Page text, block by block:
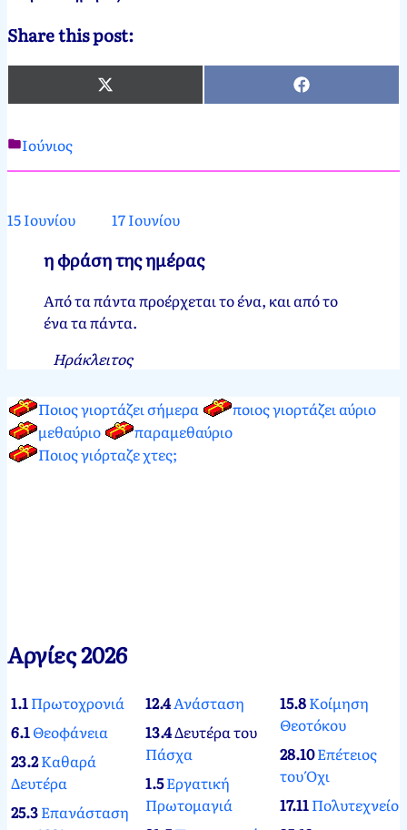
Share this post:
X
(Twitter)
Facebook
Νεκτάριος
16
2012
Ιουνίου,
Ιούνιος
15 Ιουνίου 17 Ιουνίου
η φράση της ημέρας
Aπό τα πάντα προέρχεται το ένα, και από το
ένα τα πάντα.
Ηράκλειτος
Ποιος γιορτάζει σήμερα
ποιος γιορτάζει αύριο
μεθαύριο
παραμεθαύριο
Ποιος γιόρταζε χτες;
Αργίες 2026
1.1Πρωτοχρονιά
6.1Θεοφάνεια
23.2Καθαρά
Δευτέρα
25.3Επανάσταση
12.4Ανάσταση
13.4Δευτέρα του
Πάσχα
1.5Εργατική
Πρωτομαγιά
15.8Κοίμηση
Θεοτόκου
28.10Επέτειος
του Όχι
17.11Πολυτεχνείο